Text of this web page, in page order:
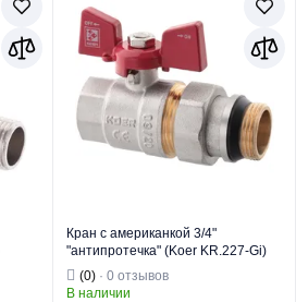
воды
Тип изделия
Краны шаровые
Вид изделия
Кран
"Американка"
Назначение
Для воды
Тип
Кран с американкой 3/4"
"антипротечка" (Koer KR.227-Gi)
(KR0191)
(0)· 0 отзывов
В наличии